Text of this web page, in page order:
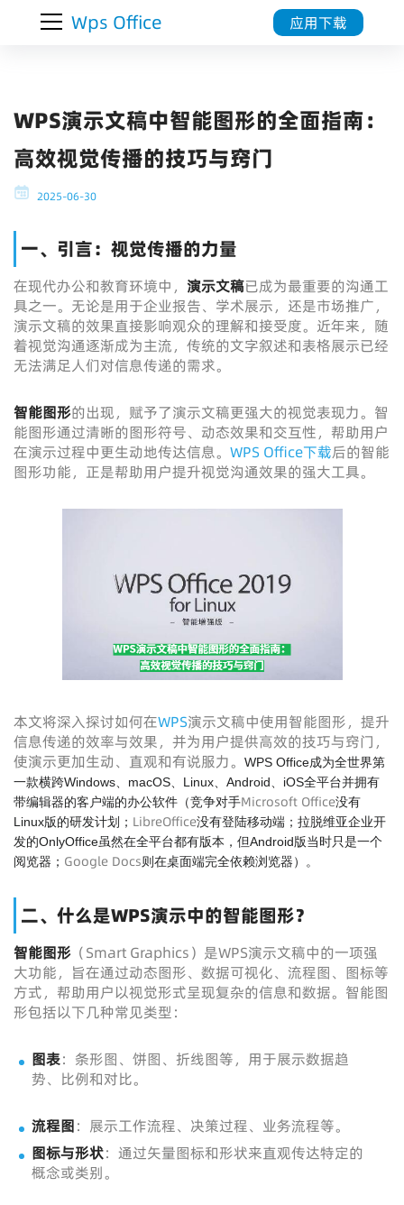
Wps Office 应用下载
WPS演示文稿中智能图形的全面指南：
高效视觉传播的技巧与窍门
2025-06-30
一、引言：视觉传播的力量
在现代办公和教育环境中， 演示文稿已成为最重要的沟通工
具之一。无论是用于企业报告、学术展示，还是市场推广，
演示文稿的效果直接影响观众的理解和接受度。近年来，随
着视觉沟通逐渐成为主流，传统的文字叙述和表格展示已经
无法满足人们对信息传递的需求。
智能图形的出现，赋予了演示文稿更强大的视觉表现力。智
能图形通过清晰的图形符号、动态效果和交互性，帮助用户
在演示过程中更生动地传达信息。 WPS Office下载后的智能
图形功能，正是帮助用户提升视觉沟通效果的强大工具。
本文将深入探讨如何在WPS演示文稿中使用智能图形，提升
信息传递的效率与效果，并为用户提供高效的技巧与窍门，
使演示更加生动、直观和有说服力。
WPS Office成为全世界第
一款横跨Windows、macOS、Linux、Android、iOS全平台并拥有
带编辑器的客户端的办公软件（竞争对手Microsoft Office没有
Linux版的研发计划； LibreOffice没有登陆移动端；拉脱维亚企业开
发的OnlyOffice虽然在全平台都有版本，但Android版当时只是一个
阅览器； Google Docs则在桌面端完全依赖浏览器）。
二、什么是WPS演示中的智能图形？
智能图形 （Smart Graphics）是WPS演示文稿中的一项强
大功能，旨在通过动态图形、数据可视化、流程图、图标等
方式，帮助用户以视觉形式呈现复杂的信息和数据。智能图
形包括以下几种常见类型：
图表：条形图、饼图、折线图等，用于展示数据趋
势、比例和对比。
流程图：展示工作流程、决策过程、业务流程等。
图标与形状：通过矢量图标和形状来直观传达特定的
概念或类别。